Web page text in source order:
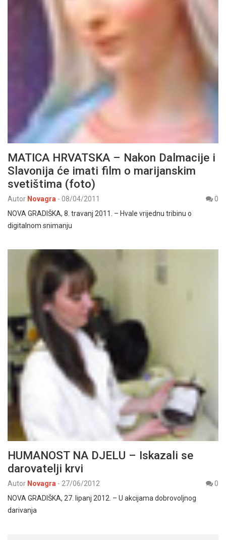
MATICA HRVATSKA – Nakon Dalmacije i
Slavonija će imati film o marijanskim
svetištima (foto)
Autor Novagra - 08/04/2011
0
NOVA GRADIŠKA, 8. travanj 2011. – Hvale vrijednu tribinu o
digitalnom snimanju
HUMANOST NA DJELU – Iskazali se
darovatelji krvi
Autor Novagra - 27/06/2012
0
NOVA GRADIŠKA, 27. lipanj 2012. – U akcijama dobrovoljnog
darivanja